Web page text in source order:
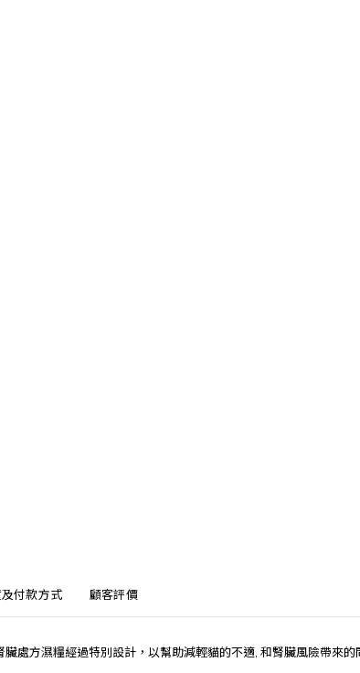
付款方式 顧客評價
處方濕糧經過特別設計，以幫助減輕貓的不適, 和腎臟風險帶來的